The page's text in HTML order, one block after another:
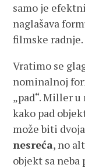
samo je
naglašava
filmske radnje.
Vratimo se
nominalnoj
„pad“. Miller
kako pad
može biti
nesreća, no
objekt sa